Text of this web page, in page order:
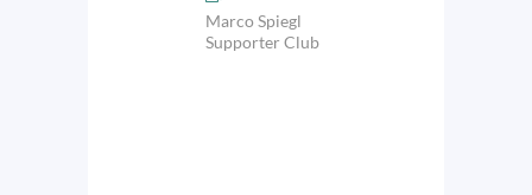
Marco Spiegl
Supporter Club